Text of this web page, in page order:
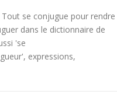
se conjugue pour rendre
dans le dictionnaire de
'se
expressions,